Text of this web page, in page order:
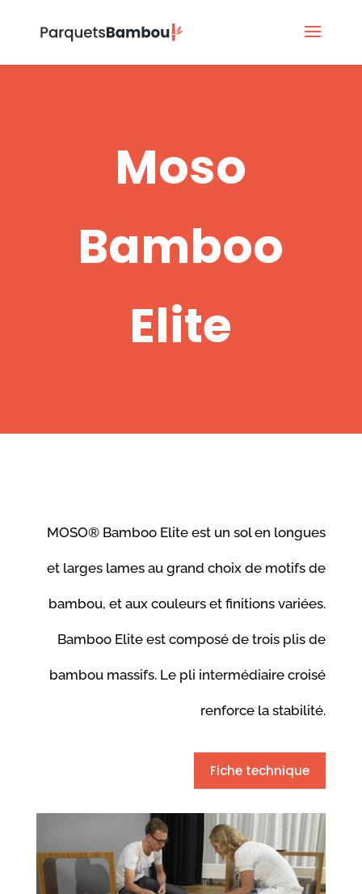
Moso
Bamboo
Elite
MOSO® Bamboo Elite est un sol en longues
et larges lames au grand choix de motifs de
bambou, et aux couleurs et finitions variées.
Bamboo Elite est composé de trois plis de
bambou massifs. Le pli intermédiaire croisé
renforce la stabilité.
Fiche technique